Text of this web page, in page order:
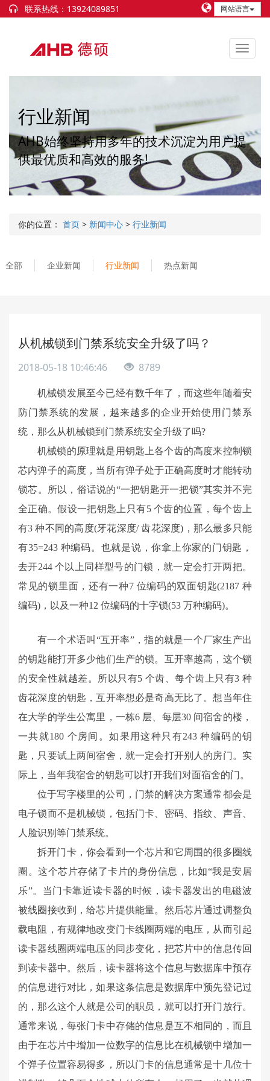
联系热线：13924089851 网站语言
行业新闻
AHB始终坚持用多年的技术沉淀为用户提
供最优质和高效的服务!
你的位置： 首页 > 新闻中心 > 行业新闻
全部 企业新闻 行业新闻 热点新闻
从机械锁到门禁系统安全升级了吗？
2018-05-18 10:46:46
8789
机械锁发展至今已经有数千年了，而这些年随着安
防门禁系统的发展，越来越多的企业开始使用门禁系
统，那么从机械锁到门禁系统安全升级了吗?
机械锁的原理就是用钥匙上各个齿的高度来控制锁
芯内弹子的高度，当所有弹子处于正确高度时才能转动
锁芯。所以，俗话说的“一把钥匙开一把锁”其实并不完
全正确。假设一把钥匙上只有5 个齿的位置，每个齿上
有3 种不同的高度(牙花深度/ 齿花深度)，那么最多只能
有35=243 种编码。也就是说，你拿上你家的门钥匙，
去开244 个以上同样型号的门锁，就一定会打开两把。
常见的锁里面，还有一种7 位编码的双面钥匙(2187 种
编码)，以及一种12 位编码的十字锁(53 万种编码)。
有一个术语叫“互开率”，指的就是一个厂家生产出
的钥匙能打开多少他们生产的锁。互开率越高，这个锁
的安全性就越差。所以只有5 个齿、每个齿上只有3 种
齿花深度的钥匙，互开率想必是奇高无比了。想当年住
在大学的学生公寓里，一栋6 层、每层30 间宿舍的楼，
一共就180 个房间。如果用这种只有243 种编码的钥
匙，只要试上两间宿舍，就一定会打开别人的房门。实
际上，当年我宿舍的钥匙可以打开我们对面宿舍的门。
位于写字楼里的公司，门禁的解决方案通常都会是
电子锁而不是机械锁，包括门卡、密码、指纹、声音、
人脸识别等门禁系统。
拆开门卡，你会看到一个芯片和它周围的很多圈线
圈。这个芯片存储了卡片的身份信息，比如“我是安居
乐”。当门卡靠近读卡器的时候，读卡器发出的电磁波
被线圈接收到，给芯片提供能量。然后芯片通过调整负
载电阻，有规律地改变门卡线圈两端的电压，从而引起
读卡器线圈两端电压的同步变化，把芯片中的信息传回
到读卡器中。然后，读卡器将这个信息与数据库中预存
的信息进行对比，如果这条信息是数据库中预先登记过
的，那么这个人就是公司的职员，就可以打开门放行。
通常来说，每张门卡中存储的信息是互不相同的，而且
由于在芯片中增加一位数字的信息比在机械锁中增加一
个弹子位置容易得多，所以门卡的信息通常是十几位十